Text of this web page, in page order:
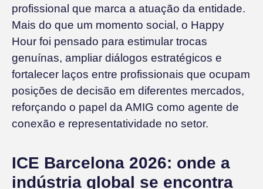
profissional que marca a atuação da entidade.
Mais do que um momento social, o Happy
Hour foi pensado para estimular trocas
genuínas, ampliar diálogos estratégicos e
fortalecer laços entre profissionais que ocupam
posições de decisão em diferentes mercados,
reforçando o papel da AMIG como agente de
conexão e representatividade no setor.
ICE Barcelona 2026: onde a
indústria global se encontra